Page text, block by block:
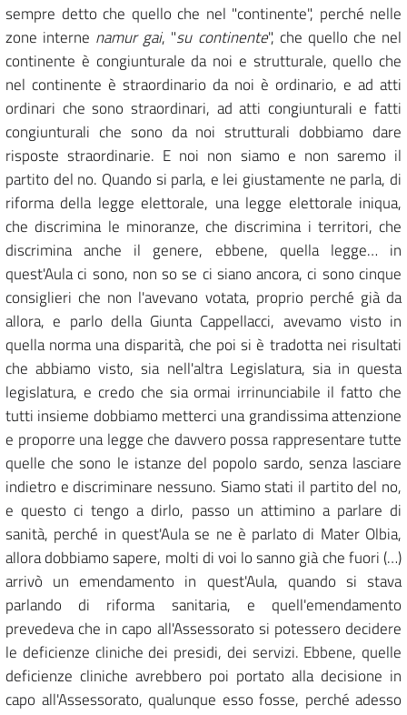
sempre detto che quello che nel "continente", perché nelle
zone interne namur gai, "su continente", che quello che nel
continente è congiunturale da noi e strutturale, quello che
nel continente è straordinario da noi è ordinario, e ad atti
ordinari che sono straordinari, ad atti congiunturali e fatti
congiunturali che sono da noi strutturali dobbiamo dare
risposte straordinarie. E noi non siamo e non saremo il
partito del no. Quando si parla, e lei giustamente ne parla, di
riforma della legge elettorale, una legge elettorale iniqua,
che discrimina le minoranze, che discrimina i territori, che
discrimina anche il genere, ebbene, quella legge… in
quest'Aula ci sono, non so se ci siano ancora, ci sono cinque
consiglieri che non l'avevano votata, proprio perché già da
allora, e parlo della Giunta Cappellacci, avevamo visto in
quella norma una disparità, che poi si è tradotta nei risultati
che abbiamo visto, sia nell'altra Legislatura, sia in questa
legislatura, e credo che sia ormai irrinunciabile il fatto che
tutti insieme dobbiamo metterci una grandissima attenzione
e proporre una legge che davvero possa rappresentare tutte
quelle che sono le istanze del popolo sardo, senza lasciare
indietro e discriminare nessuno. Siamo stati il partito del no,
e questo ci tengo a dirlo, passo un attimino a parlare di
sanità, perché in quest'Aula se ne è parlato di Mater Olbia,
allora dobbiamo sapere, molti di voi lo sanno già che fuori (…)
arrivò un emendamento in quest'Aula, quando si stava
parlando di riforma sanitaria, e quell'emendamento
prevedeva che in capo all'Assessorato si potessero decidere
le deficienze cliniche dei presidi, dei servizi. Ebbene, quelle
deficienze cliniche avrebbero poi portato alla decisione in
capo all'Assessorato, qualunque esso fosse, perché adesso